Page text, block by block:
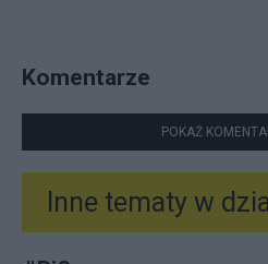
Komentarze
POKAŻ
Inne tematy w